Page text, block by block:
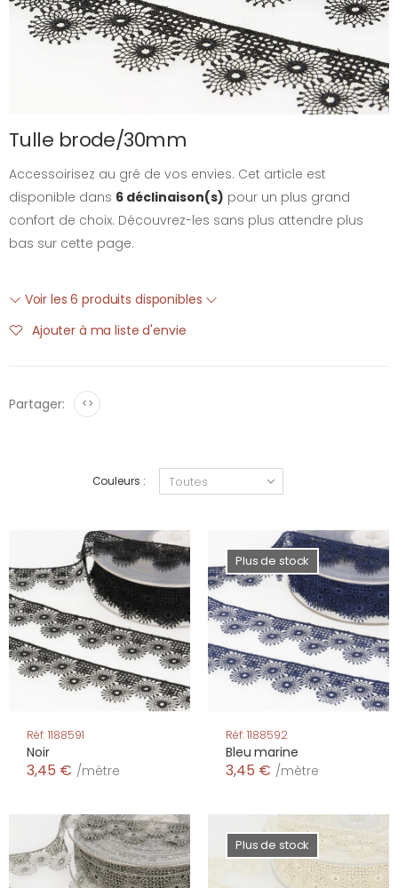
Tulle brode/30mm
Accessoirisez au gré de vos envies. Cet article est
disponible dans 6 déclinaison(s) pour un plus grand
confort de choix. Découvrez-les sans plus attendre plus
bas sur cette page.
Voir les 6 produits disponibles
Ajouter à ma liste d'envie
Partager: <>
Couleurs :
Réf: 1188591
Noir
3,45 € /mètre
Plus de stock
Réf: 1188592
Bleu marine
3,45 € /mètre
Plus de stock